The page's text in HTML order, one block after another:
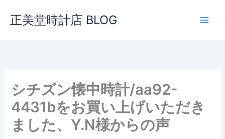
ス
正美堂時計店 BLOG
シチズン懐中時計/aa92-
4431bをお買い上げいただき
ました、Y.N様からの声